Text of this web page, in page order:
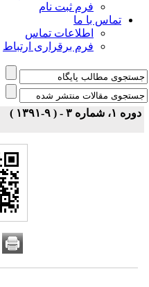
فرم ثبت نام
تماس با ما
اطلاعات تماس
فرم برقراری ارتباط
دوره ۱، شماره ۳ - ( ۹-۱۳۹۱ )